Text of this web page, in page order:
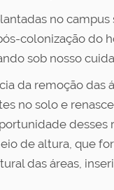
no
colonização do
sob nosso
da remoção das
no solo e
de altura, que
das áreas,